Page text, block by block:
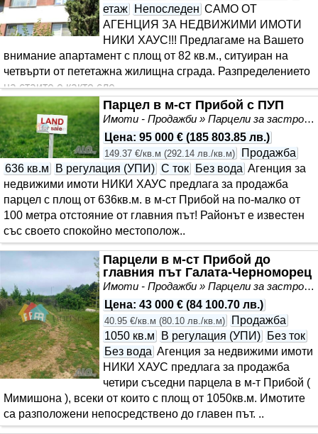
етаж
Непоследен САМО ОТ
АГЕНЦИЯ ЗА НЕДВИЖИМИ ИМОТИ
НИКИ ХАУС!!! Предлагаме на Вашето
внимание апартамент с площ от 82 кв.м., ситуиран на
четвърти от пететажна жилищна сграда. Разпределението
на стаите е както сле..
Парцел в м-ст Прибой с ПУП
Имоти - Продажби » Парцели за застрояване, Инвестиционни проекти
Цена: 95 000 € (185 803.85 лв.)
149.37 €/кв.м (292.14 лв./кв.м)
Продажба
636 кв.м
В регулация (УПИ) С ток Без вода Агенция за
недвижими имоти НИКИ ХАУС предлага за продажба
парцел с площ от 636кв.м. в м-ст Прибой на по-малко от
100 метра отстояние от главния път! Районът е известен
със своето спокойно местополож..
Парцели в м-ст Прибой до
главния път Галата-Черноморец
Имоти - Продажби » Парцели за застрояване, Инвестиционни проекти
Цена: 43 000 € (84 100.70 лв.)
40.95 €/кв.м (80.10 лв./кв.м)
Продажба
1050 кв.м
В регулация (УПИ)
Без ток
Без вода Агенция за недвижими имоти
НИКИ ХАУС предлага за продажба
четири съседни парцела в м-т Прибой (
Мимишона ), всеки от които с площ от 1050кв.м. Имотите
са разположени непосредствено до главен път. ..